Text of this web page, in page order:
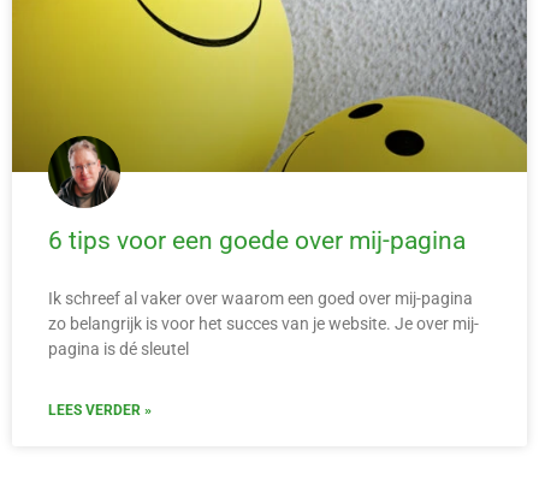
6 tips voor een goede over mij-pagina
Ik schreef al vaker over waarom een goed over mij-pagina
zo belangrijk is voor het succes van je website. Je over mij-
pagina is dé sleutel
LEES VERDER »